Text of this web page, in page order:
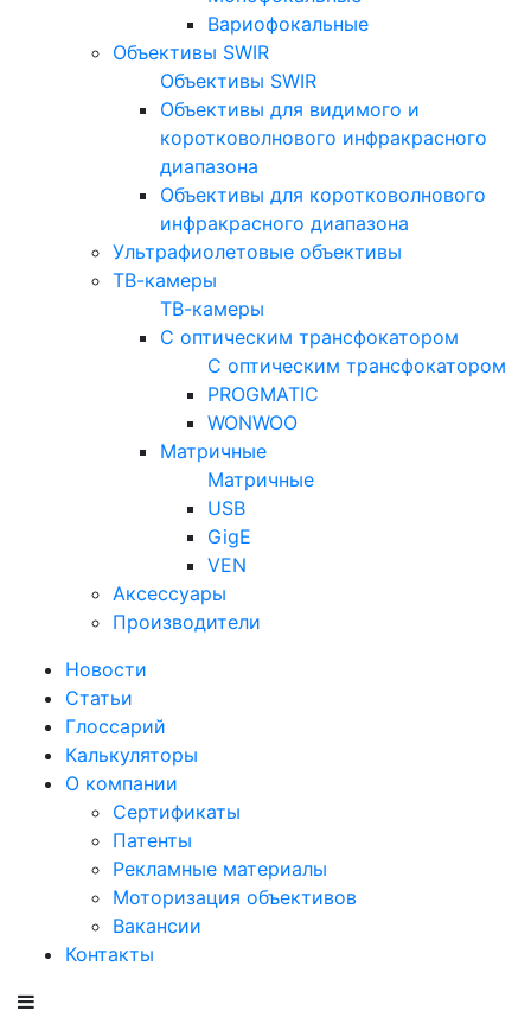
Вариофокальные
Объективы SWIR
Объективы SWIR
Объективы для видимого и
коротковолнового инфракрасного
диапазона
Объективы для коротковолнового
инфракрасного диапазона
Ультрафиолетовые объективы
ТВ-камеры
ТВ-камеры
С оптическим трансфокатором
С оптическим трансфокатором
PROGMATIC
WONWOO
Матричные
Матричные
USB
GigE
VEN
Аксессуары
Производители
Новости
Статьи
Глоссарий
Калькуляторы
О компании
Сертификаты
Патенты
Рекламные материалы
Моторизация объективов
Вакансии
Контакты